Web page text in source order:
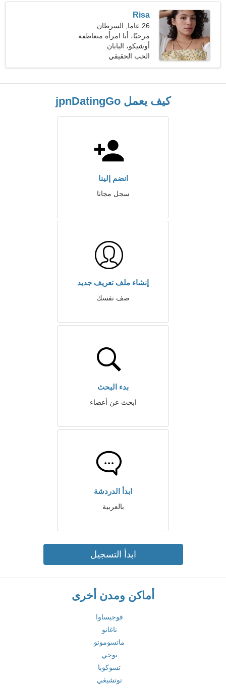
Risa
26 عاما, السرطان
مرحبًا، أنا امرأة متعاطفة
أوشيكو، اليابان
الحب الحقيقي
كيف يعمل jpnDatingGo
انضم إلينا
سجل مجانا
إنشاء ملف تعريف جديد
صف نفسك
بدء البحث
ابحث عن أعضاء
ابدأ الدردشة
بالعربية
ابدأ التسجيل
أماكن ومدن أخرى
فوجيساوا
ناغانو
ماتسوموتو
يوجي
تسوكوبا
توتشيغي